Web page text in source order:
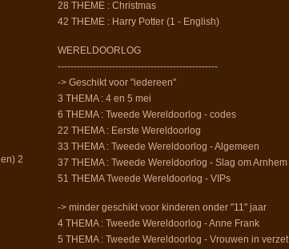
2
28 THEME : Christmas
42 THEME : Harry Potter (1 - English)
WERELDOORLOG
--------------------------------------------------
-> Geschikt voor "iedereen"
3 THEMA : 4 en 5 mei
6 THEMA : Tweede Wereldoorlog - codes
22 THEMA : Eerste Wereldoorlog
33 THEMA : Tweede Wereldoorlog - Algemeen
37 THEMA : Tweede Wereldoorlog - Slag om Arnhem
51 THEMA Tweede Wereldoorlog - VIPs
-> minder geschikt voor kinderen onder "11" jaar
4 THEMA : Tweede Wereldoorlog - Anne Frank
5 THEMA : Tweede Wereldoorlog - Vrouwen in verzet